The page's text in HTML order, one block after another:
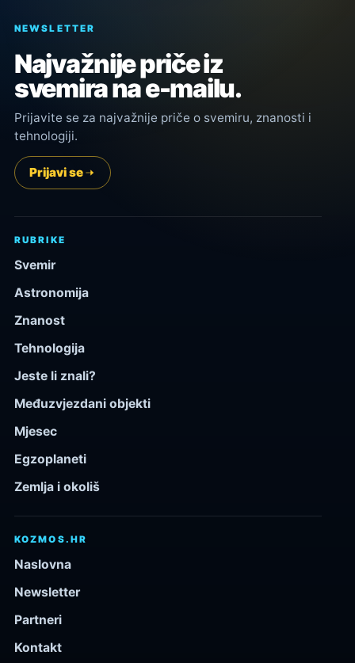
NEWSLETTER
Najvažnije priče iz
svemira na e-mailu.
Prijavite se za najvažnije priče o svemiru, znanosti i
tehnologiji.
Prijavi se
RUBRIKE
Svemir
Astronomija
Znanost
Tehnologija
Jeste li znali?
Međuzvjezdani objekti
Mjesec
Egzoplaneti
Zemlja i okoliš
KOZMOS.HR
Naslovna
Newsletter
Partneri
Kontakt